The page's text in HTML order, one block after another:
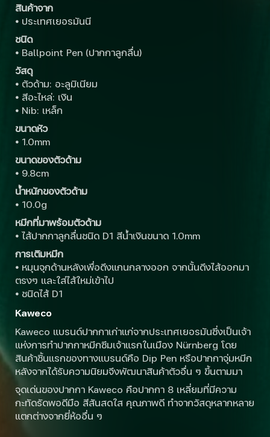
สินค้าจาก
• ประเทศเยอรมันนี
ชนิด
• Ballpoint Pen (ปากกาลูกลื่น)
วัสดุ
• ตัวด้าม: อะลูมิเนียม
• สีอะไหล่: เงิน
• Nib: เหล็ก
ขนาดหัว
• 1.0mm
ขนาดของตัวด้าม
• 9.8cm
น้ำหนักของตัวด้าม
• 10.0g
หมึกที่มาพร้อมตัวด้าม
• ไส้ปากกาลูกลื่นชนิด D1 สีน้ำเงินขนาด 1.0mm
การเติมหมึก
• หมุนจุกด้านหลังเพื่อดึงแกนกลางออก จากนั้นดึงไส้ออกมา
ตรงๆ และใส่ไส้ใหม่เข้าไป
• ชนิดไส้ D1
Kaweco
Kaweco แบรนด์ปากกาเก่าแก่จากประเทศเยอรมันซึ่งเป็นเจ้า
แห่งการทำปากกาหมึกซึมเจ้าแรกในเมือง Nürnberg โดย
สินค้าชิ้นแรกของทางแบรนด์คือ Dip Pen หรือปากกาจุ่มหมึก
หลังจากได้รับความนิยมจึงพัฒนาสินค้าตัวอื่น ๆ ขึ้นตามมา
จุดเด่นของปากกา Kaweco คือปากกา 8 เหลี่ยมที่มีความ
กะทัดรัดพอดีมือ สีสันสดใส คุณภาพดี ทำจากวัสดุหลากหลาย
แตกต่างจากยี่ห้ออื่น ๆ